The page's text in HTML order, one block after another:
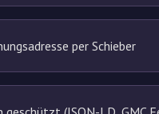
per Schieber